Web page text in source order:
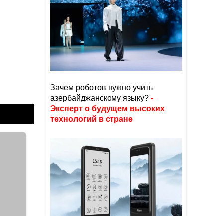
Зачем роботов нужно учить
азербайджанскому языку? -
Эксперт о будущем высоких
технологий в стране